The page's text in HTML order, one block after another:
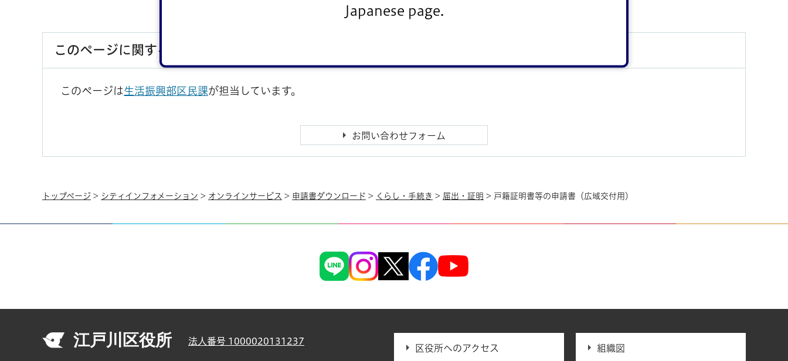
Japanese page.
このページに関するお問い合わせ
このページは生活振興部区民課が担当しています。
トップページ > シティインフォメーション > オンラインサービス > 申請書ダウンロード > くらし・手続き > 届出・証明 > 戸籍証明書等の申請書（広域交付用）
江戸川区役所 法人番号 1000020131237
区役所へのアクセス 組織図